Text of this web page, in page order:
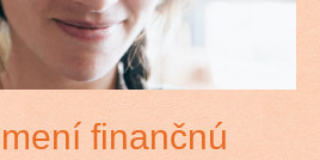
finančnú